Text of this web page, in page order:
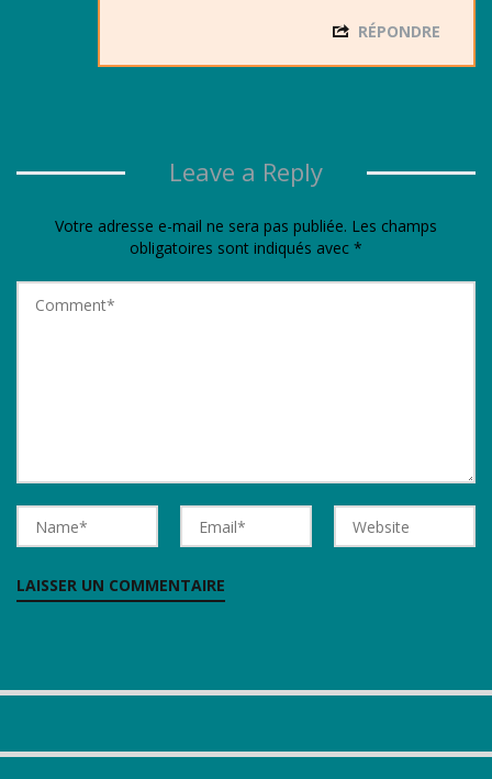
RÉPONDRE
Leave a Reply
Votre adresse e-mail ne sera pas publiée. Les champs
obligatoires sont indiqués avec *